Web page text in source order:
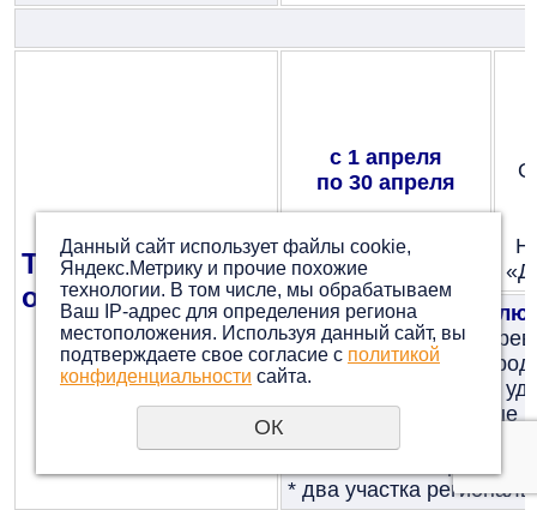
Тульская
область
с 1 апреля
по 30 апреля
Есть несколько
* международные
* транспортировка
материалов, семян и
* почтовые и почтовые
* два участка
Данный сайт использует файлы cookie,
Яндекс.Метрику и прочие похожие
технологии. В том числе, мы обрабатываем
Ваш IP-адрес для определения региона
местоположения. Используя данный сайт, вы
подтверждаете свое согласие с политикой
конфиденциальности сайта.
ОК